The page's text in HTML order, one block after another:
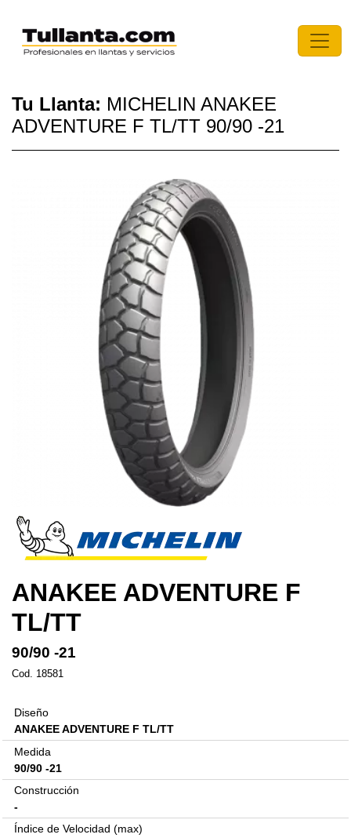
Tu Llanta: MICHELIN ANAKEE
ADVENTURE F TL/TT 90/90 -21
ANAKEE ADVENTURE F
TL/TT
90/90 -21
Cod. 18581
Diseño
ANAKEE ADVENTURE F TL/TT
Medida
90/90 -21
Construcción
-
Índice de Velocidad (max)